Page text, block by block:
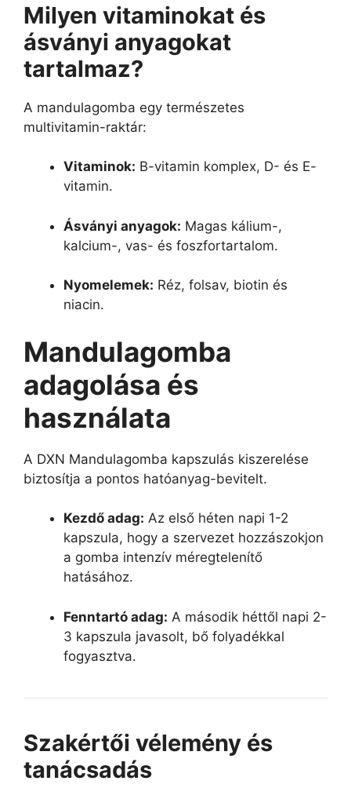
Milyen vitaminokat és
ásványi anyagokat
tartalmaz?
A mandulagomba egy természetes
multivitamin-raktár:
Vitaminok: B-vitamin komplex, D- és E-
vitamin.
Ásványi anyagok: Magas kálium-,
kalcium-, vas- és foszfortartalom.
Nyomelemek: Réz, folsav, biotin és
niacin.
Mandulagomba
adagolása és
használata
A DXN Mandulagomba kapszulás kiszerelése
biztosítja a pontos hatóanyag-bevitelt.
Kezdő adag: Az első héten napi 1-2
kapszula, hogy a szervezet hozzászokjon
a gomba intenzív méregtelenítő
hatásához.
Fenntartó adag: A második héttől napi 2-
3 kapszula javasolt, bő folyadékkal
fogyasztva.
Szakértői vélemény és
tanácsadás